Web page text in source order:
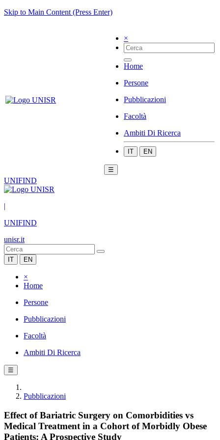
Skip to Main Content (Press Enter)
×
Home
Persone
Pubblicazioni
Facoltà
Ambiti Di Ricerca
IT EN
☰
UNIFIND
|
UNIFIND
unisr.it
IT EN
×
Home
Persone
Pubblicazioni
Facoltà
Ambiti Di Ricerca
☰
Pubblicazioni
Effect of Bariatric Surgery on Comorbidities vs
Medical Treatment in a Cohort of Morbidly Obese
Patients: A Prospective Study